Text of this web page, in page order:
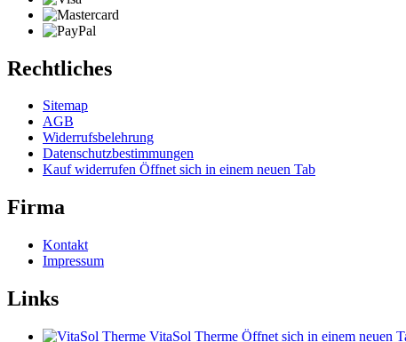
Rechtliches
Sitemap
AGB
Widerrufsbelehrung
Datenschutzbestimmungen
Kauf widerrufen Öffnet sich in einem neuen Tab
Firma
Kontakt
Impressum
Links
VitaSol Therme Öffnet sich in einem neuen